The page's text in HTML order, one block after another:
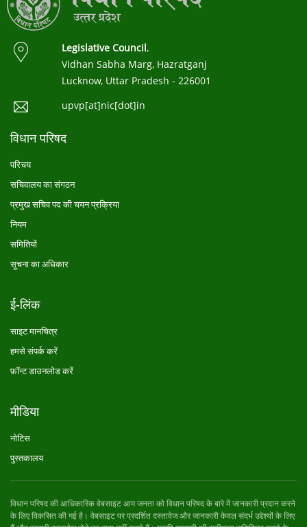
Legislative Council,
Vidhan Sabha Marg, Hazratganj
Lucknow, Uttar Pradesh - 226001
upvp[at]nic[dot]in
विधान परिषद
परिचय
सचिवालय का संगठन
प्रमुख सचिव पद की चयन प्रक्रिया
नियम
समितियों
सूचना का अधिकार
ई-लिंक
साइट मानचित्र
हमसे संपर्क करें
फ़ॉन्ट डाउनलोड करें
मीडिया
नोटिस
पुस्तकालय
विधान परिषद की आधिकारिक वेबसाइट आम जनता को विधान परिषद के बारे में जानकारी प्रदान करने
के लिए विकसित की गई है। वेबसाइट पर प्रदर्शित दस्तावेज और जानकारी केवल संदर्भ उद्देश्यों के लिए